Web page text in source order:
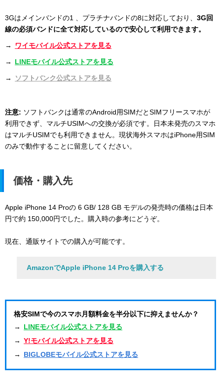
3Gはメインバンドの1 、プラチナバンドの8に対応しており、 3G回
線の必須バンドに全て対応しているので安心して利用できます。
→ ワイモバイル公式ストアを見る
→ LINEモバイル公式ストアを見る
→ ソフトバンク公式ストアを見る
注意: ソフトバンクは通常のAndroid用SIMだとSIMフリースマホが
利用できず、マルチUSIMへの交換が必須です。日本未発売のスマホ
はマルチUSIMでも利用できません。現状海外スマホはiPhone用SIM
のみで動作することに留意してください。
価格・購入先
Apple iPhone 14 Proの 6 GB/ 128 GB モデルの発売時の価格は日本
円で約 150,000円でした。購入時の参考にどうぞ。
現在、通販サイトでの購入が可能です。
AmazonでApple iPhone 14 Proを購入する
格安SIMで今のスマホ月額料金を半分以下に抑えませんか？
→
LINEモバイル公式ストアを見る
→ Y!モバイル公式ストアを見る
→
BIGLOBEモバイル公式ストアを見る